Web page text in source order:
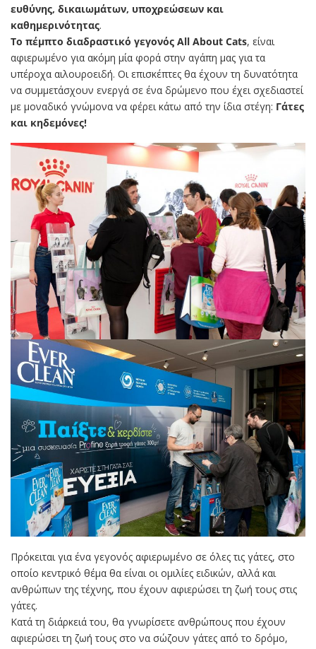
ευθύνης, δικαιωμάτων, υποχρεώσεων και
καθημερινότητας.
Το πέμπτο διαδραστικό γεγονός All Αbout Cats, είναι
αφιερωμένο για ακόμη μία φορά στην αγάπη μας για τα
υπέροχα αιλουροειδή. Οι επισκέπτες θα έχουν τη δυνατότητα
να συμμετάσχουν ενεργά σε ένα δρώμενο που έχει σχεδιαστεί
με μοναδικό γνώμονα να φέρει κάτω από την ίδια στέγη: Γάτες
και κηδεμόνες!
Πρόκειται για ένα γεγονός αφιερωμένο σε όλες τις γάτες, στο
οποίο κεντρικό θέμα θα είναι οι ομιλίες ειδικών, αλλά και
ανθρώπων της τέχνης, που έχουν αφιερώσει τη ζωή τους στις
γάτες.
Κατά τη διάρκειά του, θα γνωρίσετε ανθρώπους που έχουν
αφιερώσει τη ζωή τους στο να σώζουν γάτες από το δρόμο,